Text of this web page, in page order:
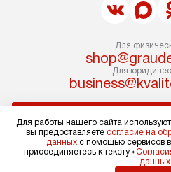
Для
Для
Политика
Условия
Для работы нашего сайта
вы предоставляете согласие на
данных с помощью сервисов
присоединяетесь к тексту «
данных